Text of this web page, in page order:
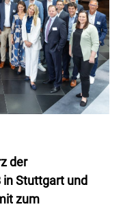
der
Stuttgart und
zum